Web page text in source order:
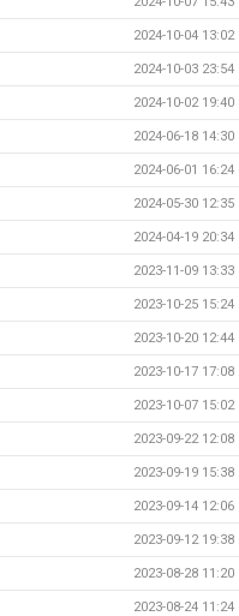
2024-10-04 13:02
2024-10-03 23:54
2024-10-02 19:40
2024-06-18 14:30
2024-06-01 16:24
2024-05-30 12:35
2024-04-19 20:34
2023-11-09 13:33
2023-10-25 15:24
2023-10-20 12:44
2023-10-17 17:08
2023-10-07 15:02
2023-09-22 12:08
2023-09-19 15:38
2023-09-14 12:06
2023-09-12 19:38
2023-08-28 11:20
2023-08-24 11:24